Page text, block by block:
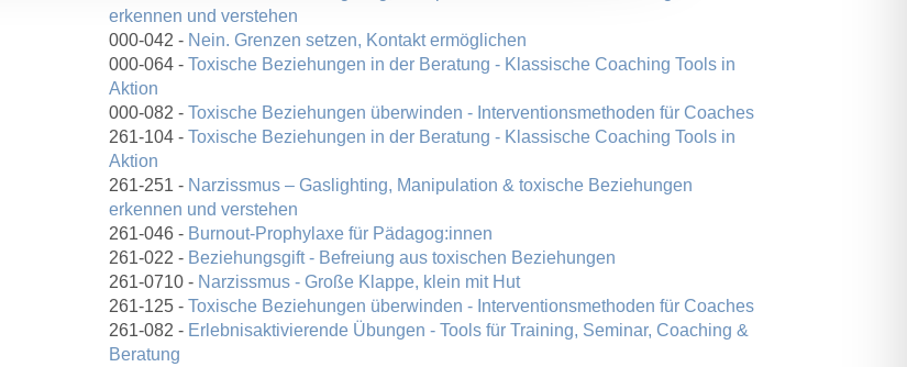
erkennen und verstehen
000-042 - Nein. Grenzen setzen, Kontakt ermöglichen
000-064 -Toxische Beziehungen in der Beratung - Klassische Coaching Tools in
Aktion
000-082 -Toxische Beziehungen überwinden - Interventionsmethoden für Coaches
261-104 -Toxische Beziehungen in der Beratung - Klassische Coaching Tools in
Aktion
261-251 - Narzissmus – Gaslighting, Manipulation & toxische Beziehungen
erkennen und verstehen
261-046 - Burnout-Prophylaxe für Pädagog:innen
261-022 - Beziehungsgift - Befreiung aus toxischen Beziehungen
261-0710 - Narzissmus - Große Klappe, klein mit Hut
261-125 -Toxische Beziehungen überwinden - Interventionsmethoden für Coaches
261-082 - Erlebnisaktivierende Übungen - Tools für Training, Seminar, Coaching &
Beratung